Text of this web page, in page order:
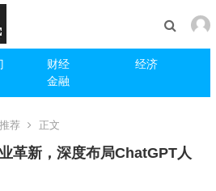
财经
经济
金融
荐 正文
革新，深度布局ChatGPT人